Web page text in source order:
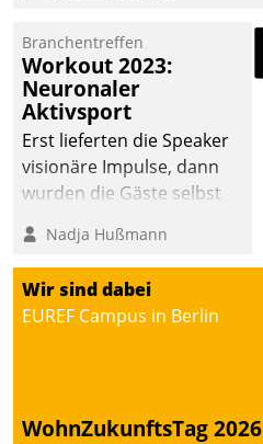
Branchentreffen
Workout 2023:
Neuronaler
Aktivsport
Erst lieferten die Speaker
visionäre Impulse, dann
wurden die Gäste selbst
methodisch
Vernetzungsideen fürs
Quartier. Dazwischen
zeigte Datatrain, was es
Nadja Hußmann
Wir sind dabei
EUREF Campus in Berlin
WohnZukunftsTag 2026